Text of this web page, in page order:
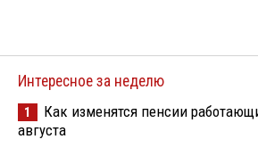
Интересное за неделю
1
Как изменятся пенсии
августа